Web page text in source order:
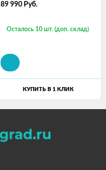
89 990 Руб.
Осталось 10 шт. (доп. склад)
КУПИТЬ В 1 КЛИК